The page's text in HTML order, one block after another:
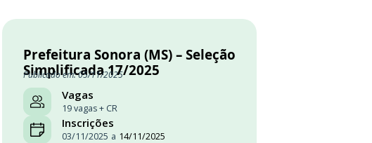
Prefeitura Sonora (MS) – Seleção
Simplificada 17/2025
Publicado em: 05/11/2025
Vagas
19 vagas + CR
Inscrições
03/11/2025 a 14/11/2025